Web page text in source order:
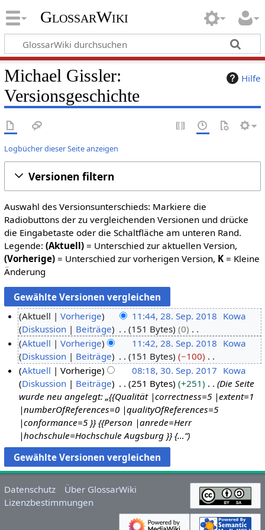
GlossarWiki
Hilfe
Michael Gissler:
Versionsgeschichte
Logbücher dieser Seite anzeigen
Versionen filtern
Auswahl des Versionsunterschieds: Markiere die
Radiobuttons der zu vergleichenden Versionen und drücke
die Eingabetaste oder die Schaltfläche am unteren Rand.
Legende: (Aktuell)= Unterschied zur aktuellen Version,
(Vorherige)= Unterschied zur vorherigen Version, K= Kleine
Änderung
8
S
e
2
0
Aktuell Vorherige 11:44, 28. Sep. 2018 Kowa
Diskussion
Beiträge 151 Bytes
0
K
e
i
n
e
B
e
a
r
b
e
Aktuell Vorherige 11:42, 28. Sep. 2018 Kowa
Diskussion
Beiträge 151 Bytes
−100
K
e
i
n
e
B
e
a
r
b
e
t
m
b
Aktuell Vorherige 08:18, 30. Sep. 2017 Kowa
Diskussion
Beiträge 251 Bytes +251
Die Seite
wurde neu angelegt: „{{Qualität |correctness=5 |extent=1
|numberOfReferences=0 |qualityOfReferences=5
|conformance=5 }} {{Person |anrede=Herr
|hochschule=Hochschule Augsburg }} {…“
Datenschutz
Über GlossarWiki
Lizenzbestimmungen